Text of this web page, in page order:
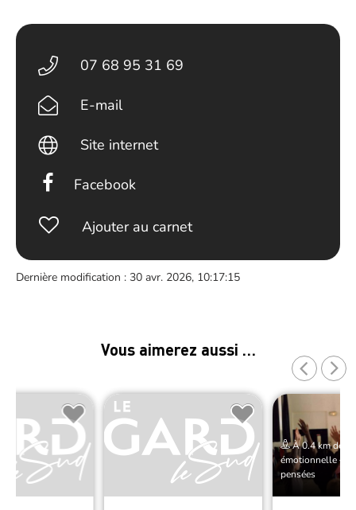
07 68 95 31 69
E-mail
Site internet
Facebook
Ajouter au carnet
Dernière modification : 30 avr. 2026, 10:17:15
Vous aimerez aussi …
À 0.4 km de
émotionnelle –
pensées